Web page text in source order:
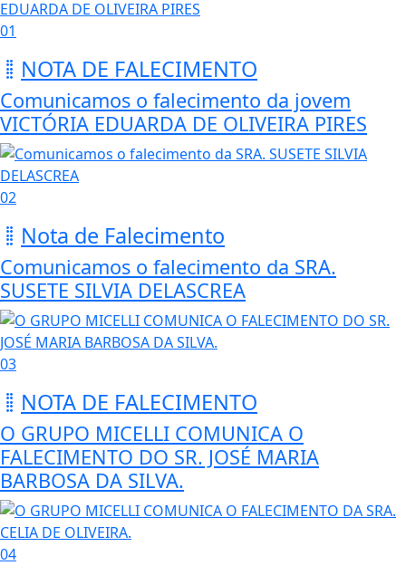
01
NOTA DE FALECIMENTO
Comunicamos o falecimento da jovem
VICTÓRIA EDUARDA DE OLIVEIRA PIRES
02
Nota de Falecimento
Comunicamos o falecimento da SRA.
SUSETE SILVIA DELASCREA
03
NOTA DE FALECIMENTO
O GRUPO MICELLI COMUNICA O
FALECIMENTO DO SR. JOSÉ MARIA
BARBOSA DA SILVA.
04